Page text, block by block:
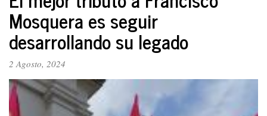
mundo
de
salarios
dignos?
Mosquera es seguir
desarrollando su legado
2 Agosto, 2024